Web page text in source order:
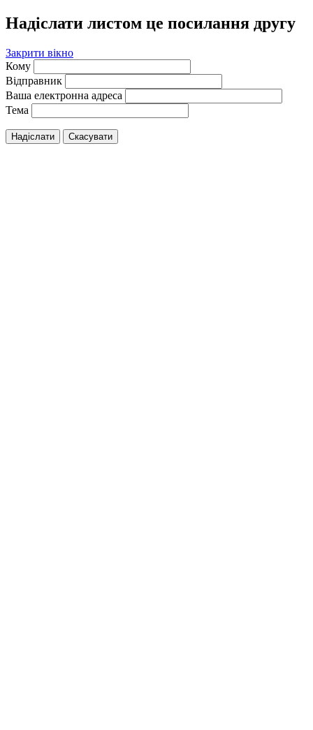
Надіслати листом це посилання другу
Закрити вікно
Кому
Відправник
Ваша електронна адреса
Тема
Надіслати Скасувати